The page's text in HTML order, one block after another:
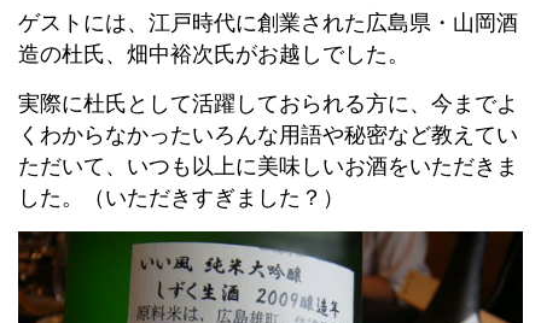
ゲストには、江戸時代に創業された広島県・山岡酒
造の杜氏、畑中裕次氏がお越しでした。
実際に杜氏として活躍しておられる方に、今までよ
くわからなかったいろんな用語や秘密など教えてい
ただいて、いつも以上に美味しいお酒をいただきま
した。（いただきすぎました？）